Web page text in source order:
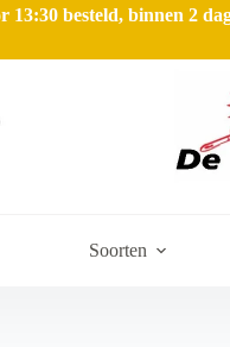
13:30 besteld, binnen 2
Soorten